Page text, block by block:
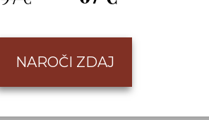
NAROČI ZDAJ